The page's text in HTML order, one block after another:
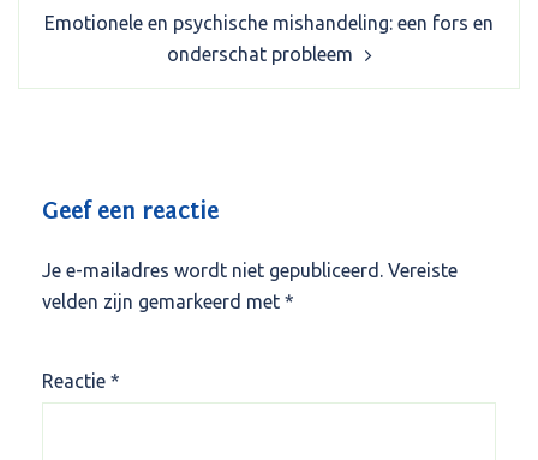
Emotionele en psychische mishandeling: een fors en
onderschat probleem
Geef een reactie
Je e-mailadres wordt niet gepubliceerd. Vereiste
velden zijn gemarkeerd met *
Reactie *